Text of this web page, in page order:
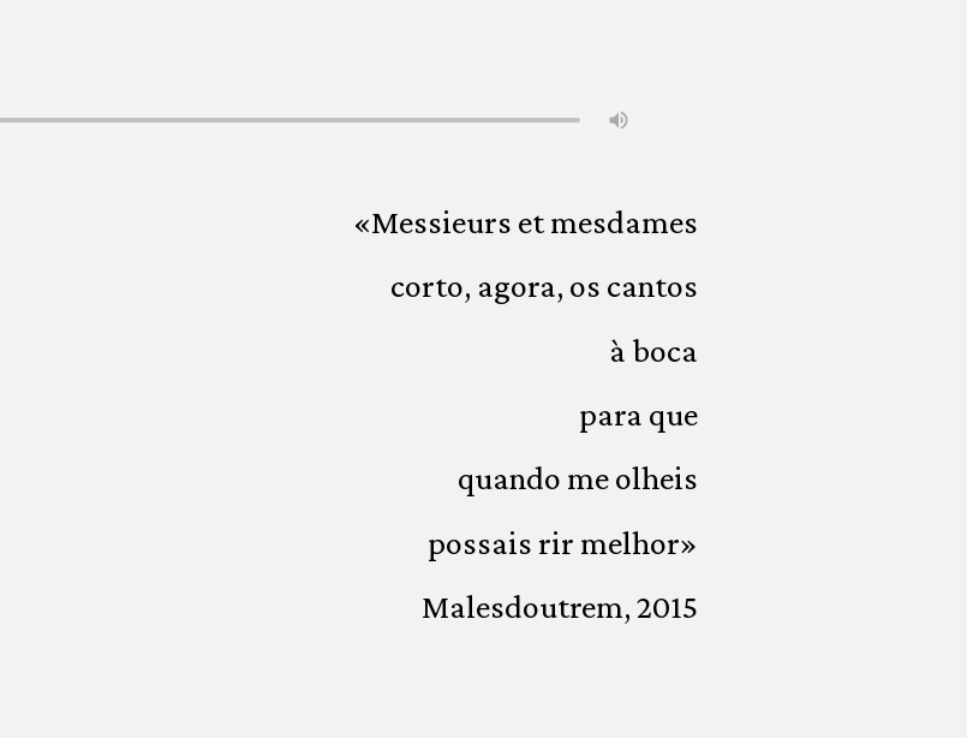
«Messieurs et mesdames
corto, agora, os cantos
à boca
para que
quando me olheis
possais rir melhor»
Malesdoutrem, 2015